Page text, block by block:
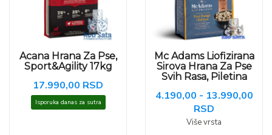
Acana Hrana Za Pse,
Sport&Agility 17kg
17.990,00 RSD
Isporuka danas za sutra
Mc Adams Liofizirana
Sirova Hrana Za Pse
Svih Rasa, Piletina
4.190,00 - 13.990,00
RSD
Više vrsta